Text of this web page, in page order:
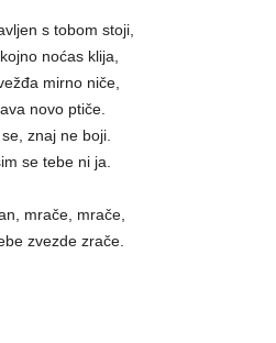
s tobom stoji,
noćas klija,
mirno niče,
novo ptiče.
znaj ne boji.
se tebe ni ja.
mrače, mrače,
zvezde zrače.